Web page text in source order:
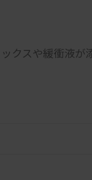
クスや緩衝液が